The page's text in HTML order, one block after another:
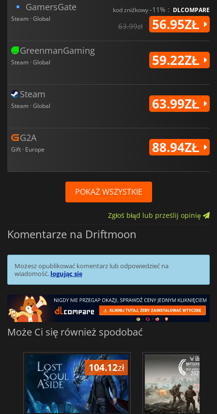
GamersGate
Steam · Global
kod zniżkowy-11% : DLCOMPARE
63.99zł 56.95ZŁ
GreenmanGaming
Steam · Global 59.22ZŁ
Steam
Steam · Global 63.99ZŁ
G2A
Gift · Europe 88.94ZŁ
POKAŻ WSZYSTKIE
Zgłoś błąd lub prześlij opinię
Komentarze na Driftmoon
Możesz opublikować komentarz lub odpowiedzieć na
wiadomość, logując się
Może Ci się również spodobać
104.12zł